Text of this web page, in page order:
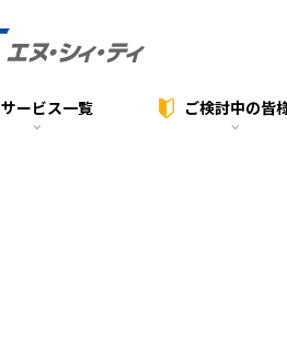
サービス一覧 ご検討中の皆